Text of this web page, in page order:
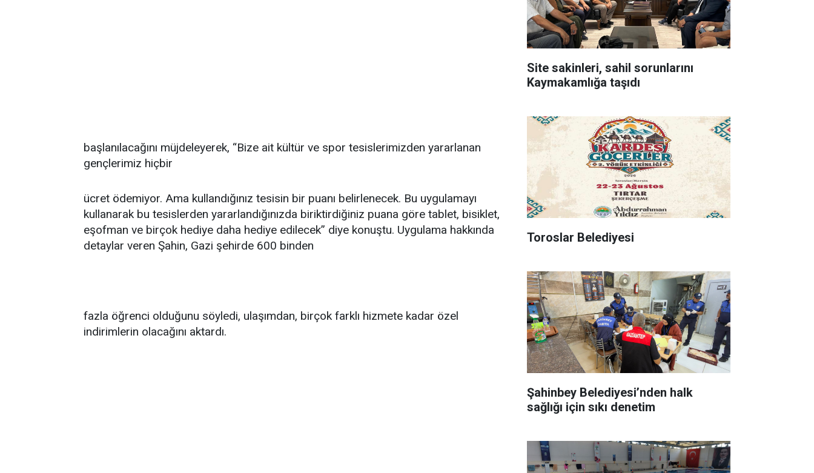
başlanılacağını müjdeleyerek, “Bize ait kültür ve spor tesislerimizden yararlanan
gençlerimiz hiçbir
ücret ödemiyor. Ama kullandığınız tesisin bir puanı belirlenecek. Bu uygulamayı
kullanarak bu tesislerden yararlandığınızda biriktirdiğiniz puana göre tablet, bisiklet,
eşofman ve birçok hediye daha hediye edilecek” diye konuştu. Uygulama hakkında
detaylar veren Şahin, Gazi şehirde 600 binden
fazla öğrenci olduğunu söyledi, ulaşımdan, birçok farklı hizmete kadar özel
indirimlerin olacağını aktardı.
Site sakinleri, sahil sorunlarını
Kaymakamlığa taşıdı
Toroslar Belediyesi
Şahinbey Belediyesi’nden halk
sağlığı için sıkı denetim